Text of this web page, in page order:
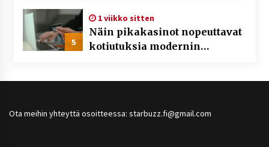
5
1 viikko sitten
Näin pikakasinot nopeuttavat
kotiutuksia modernin
Ota meihin yhteyttä osoitteessa: starbuzz.fi@gmail.com